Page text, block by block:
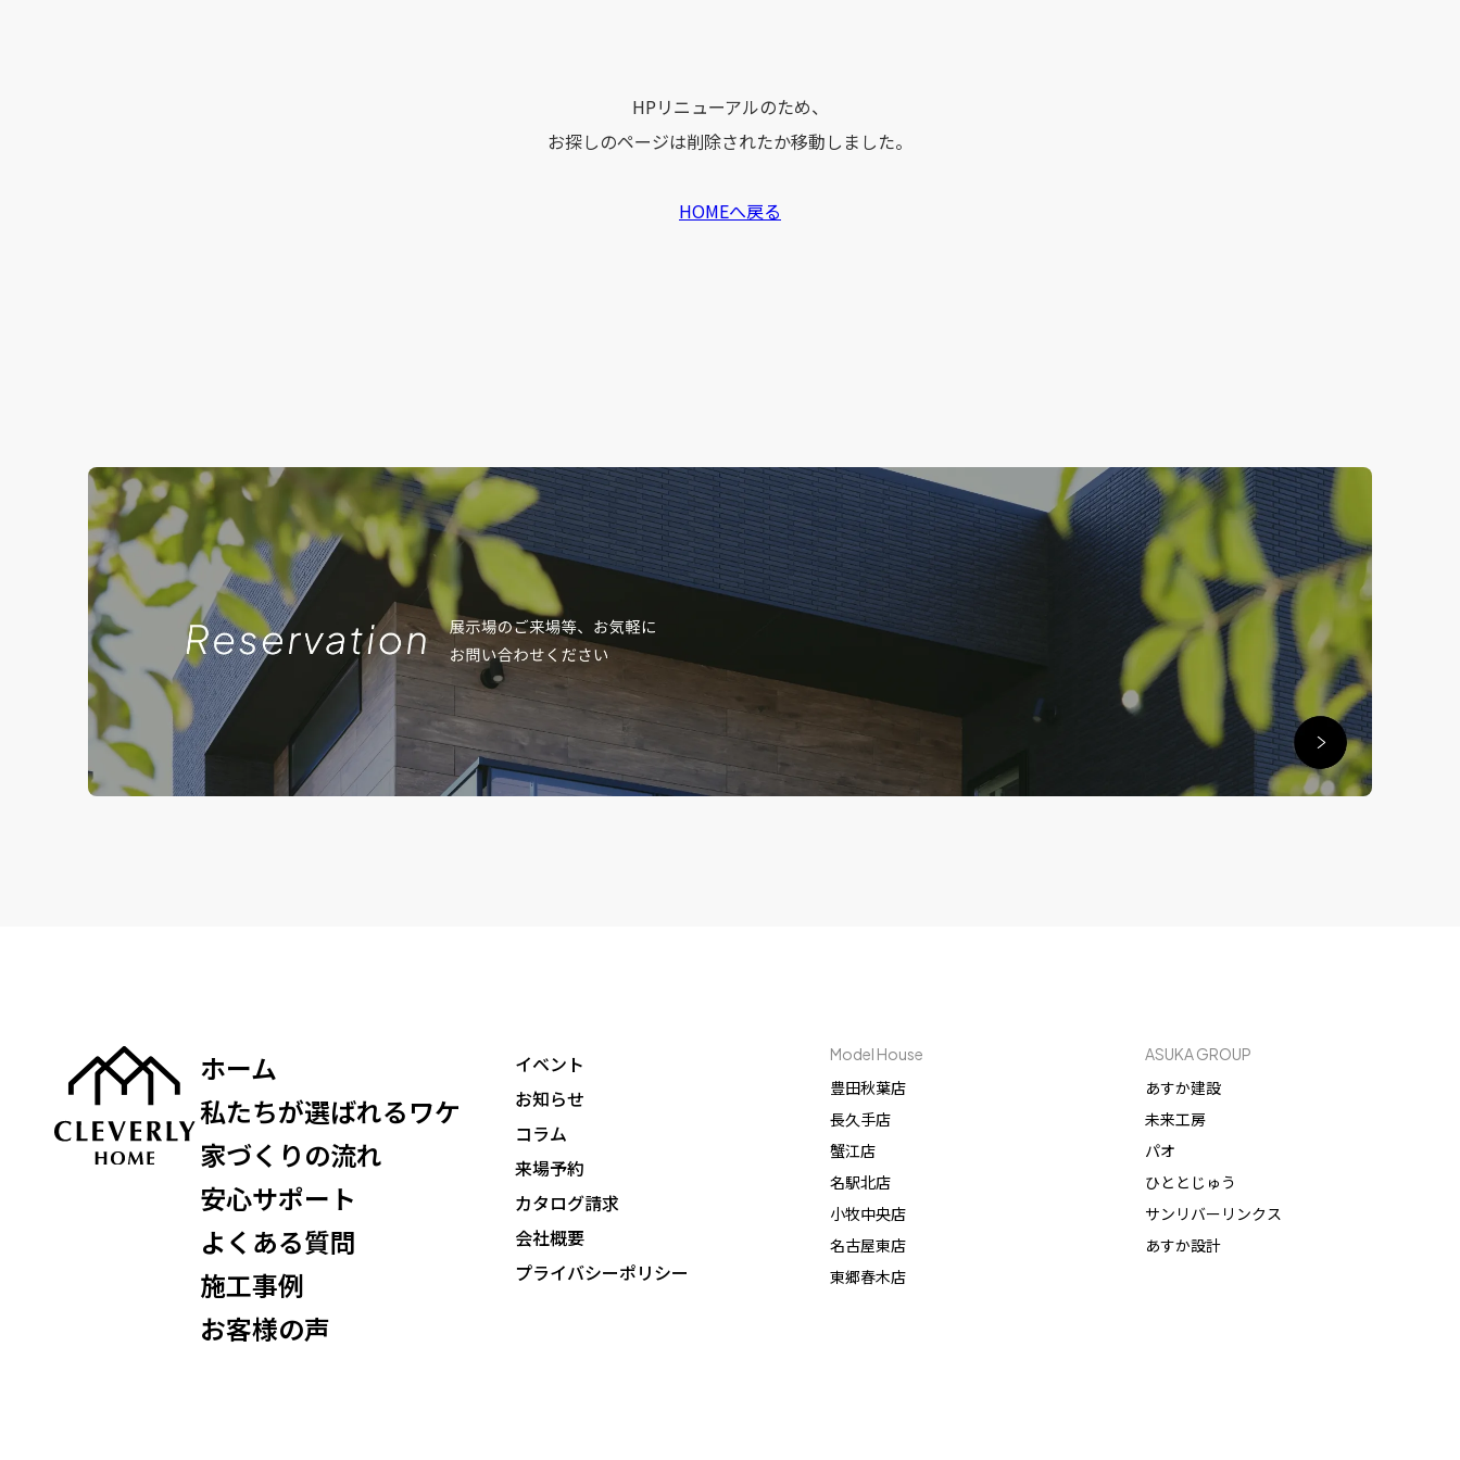
HPリニューアルのため、
お探しのページは削除されたか移動しました。
HOMEへ戻る
ホーム
私たちが選ばれるワケ
家づくりの流れ
安心サポート
よくある質問
施工事例
お客様の声
イベント
お知らせ
コラム
来場予約
カタログ請求
会社概要
プライバシーポリシー
Model House
豊田秋葉店
長久手店
蟹江店
名駅北店
小牧中央店
名古屋東店
東郷春木店
ASUKA GROUP
あすか建設
未来工房
パオ
ひととじゅう
サンリバーリンクス
あすか設計